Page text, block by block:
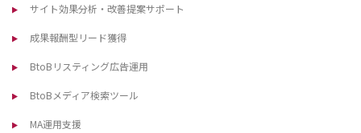
サイト効果分析・改善提案サポート
成果報酬型リード獲得
BtoBリスティング広告運用
BtoBメディア検索ツール
MA運用支援